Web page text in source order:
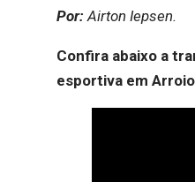
Por:Airton Iepsen.
Confira abaixo a
esportiva em